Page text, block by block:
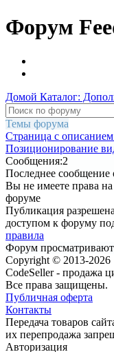
Форум
Домой Каталог:
Темы форума
Страница c
Позиционирование
Сообщения:2
Последнее сообщение
Вы не имеете права
форуме
Публикация
доступом к форуму
правила
Форум
Copyright © 2013-2026
CodeSeller - продажа
Все права защищены.
Публичная оферта
Контакты
Передача товаров
их перепродажа
Авторизация